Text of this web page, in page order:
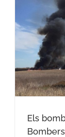
Els